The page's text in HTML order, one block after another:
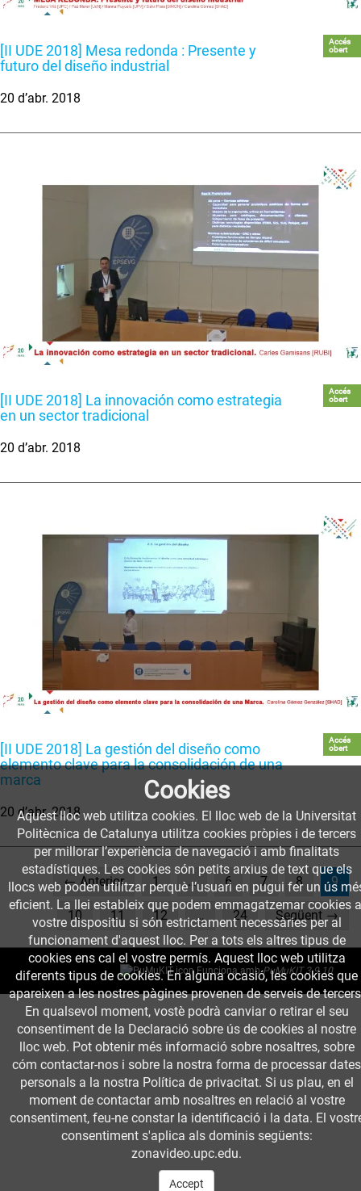
[II UDE 2018] Mesa redonda : Presente y
futuro del diseño industrial
Accés
obert
20 d’abr. 2018
[II UDE 2018] La innovación como estrategia
en un sector tradicional
Accés
obert
20 d’abr. 2018
[II UDE 2018] La gestión del diseño como
elemento clave para la consolidación de una
marca
Accés
obert
20 d’abr. 2018
← Anterior 1 … 6 7 8 9
10 11 12 … 24 Següent →
Cookies
Aquest lloc web utilitza cookies. El lloc web de la Universitat
Politècnica de Catalunya utilitza cookies pròpies i de tercers
per millorar l’experiència de navegació i amb finalitats
estadístiques. Les cookies són petits arxius de text que els
llocs web poden utilitzar perquè l’usuari en pugui fer un ús
eficient. La llei estableix que podem emmagatzemar cookies
vostre dispositiu si són estrictament necessàries per al
funcionament d'aquest lloc. Per a tots els altres tipus de
cookies ens cal el vostre permís. Aquest lloc web utilitza
diferents tipus de cookies. En alguna ocasió, les cookies que
apareixen a les nostres pàgines provenen de serveis de
En qualsevol moment, vostè podrà canviar o retirar el seu
consentiment de la Declaració sobre ús de cookies al nostre
lloc web. Pot obtenir més informació sobre nosaltres, sobre
cóm contactar-nos i sobre la nostra forma de processar dates
personals a la nostra Política de privacitat. Si us plau, en el
moment de contactar amb nosaltres en relació al vostre
consentiment, feu-ne constar la identificació i la data. El
consentiment s'aplica als dominis següents:
zonavideo.upc.edu.
Accept
Funciona ambPuMuKIT 3.9.10